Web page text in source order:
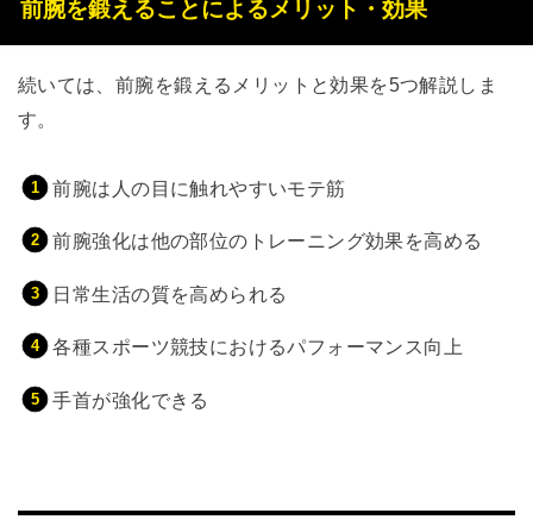
前腕を鍛えることによるメリット・効果
続いては、前腕を鍛えるメリットと効果を5つ解説しま
す。
前腕は人の目に触れやすいモテ筋
前腕強化は他の部位のトレーニング効果を高める
日常生活の質を高められる
各種スポーツ競技におけるパフォーマンス向上
手首が強化できる